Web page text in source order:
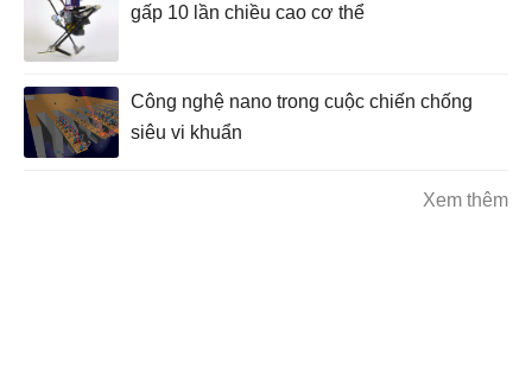
gấp 10 lần chiều cao cơ thể
Công nghệ nano trong cuộc chiến chống
siêu vi khuẩn
Xem thêm